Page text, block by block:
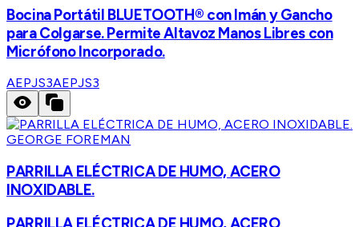
Bocina Portátil BLUETOOTH® con Imán y Gancho
para Colgarse. Permite Altavoz Manos Libres con
Micrófono Incorporado.
AEPJS3AEPJS3
GEORGE FOREMAN
PARRILLA ELÉCTRICA DE HUMO, ACERO
INOXIDABLE.
PARRILLA ELÉCTRICA DE HUMO, ACERO